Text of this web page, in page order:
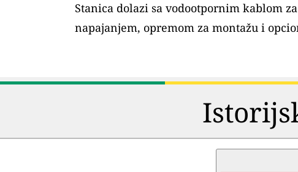
Stanica dolazi sa vodootpornim kablom
napajanjem, opremom za montažu i